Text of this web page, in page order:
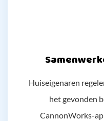
Huiseigenaren
het gevonden
CannonWorks-